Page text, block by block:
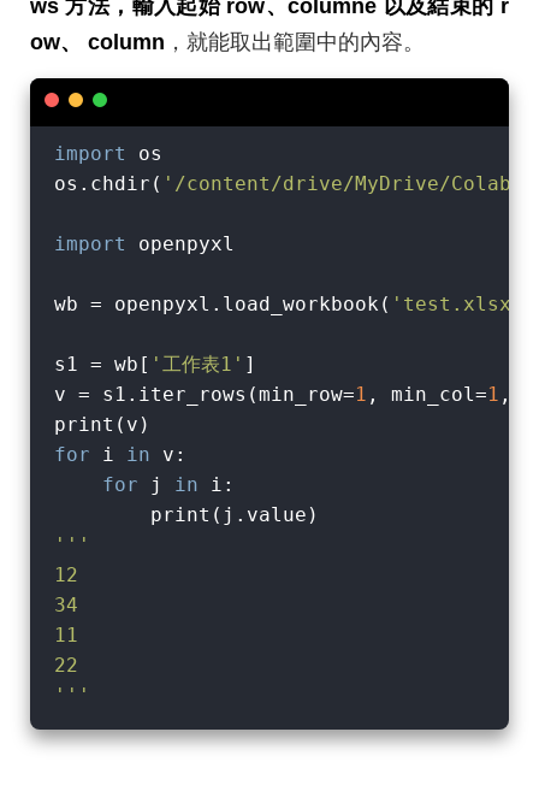
ws 方法，輸入起始 row、columne 以及結束的 r
ow、 column ，就能取出範圍中的內容。
import
os
os.chdir( '/content/drive/MyDrive/Colab
import openpyxl
wb = openpyxl.load_workbook( 'test.xlsx'
s1 = wb[ '工作表1' ]
v = s1.iter_rows(min_row=1 , min_col=1 ,
for i in v:
for j in i:
'''
12
34
11
22
'''